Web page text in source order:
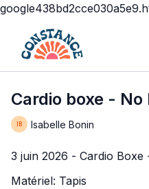
Cardio boxe - No
Isabelle Bonin
3 juin 2026 - Cardio
Matériel: Tapis